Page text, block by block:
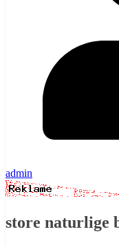
admin
store naturlige